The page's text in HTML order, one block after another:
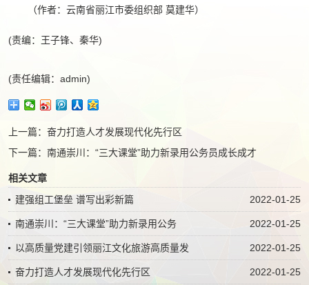
（作者：云南省丽江市委组织部 莫建华）
(责编：王子锋、秦华)
(责任编辑：admin)
上一篇： 奋力打造人才发展现代化先行区
下一篇： 南通崇川：“三大课堂”助力新录用公务员成长成才
相关文章
2022-01-25
建强组工堡垒 谱写出彩新篇
2022-01-25
南通崇川：“三大课堂”助力新录用公务
2022-01-25
以高质量党建引领丽江文化旅游高质量发
2022-01-25
奋力打造人才发展现代化先行区